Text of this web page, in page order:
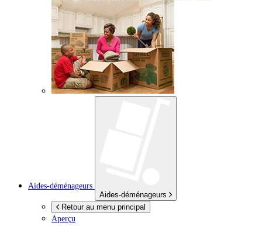
Aides-déménageurs
Aides-déménageurs
Retour au menu principal
Aperçu